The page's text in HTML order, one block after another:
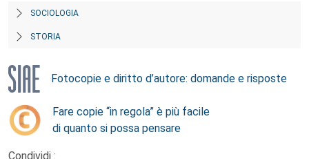
SOCIOLOGIA
STORIA
Fotocopie e diritto d’autore: domande e risposte
Fare copie “in regola” è più facile
di quanto si possa pensare
Condividi :